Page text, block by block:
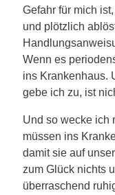
Gefahr für mich
und plötzlich
Wenn es
ins Krankenhaus.
gebe ich zu, ist
Und so wecke ich
müssen ins
damit sie auf
zum Glück nichts
überraschend